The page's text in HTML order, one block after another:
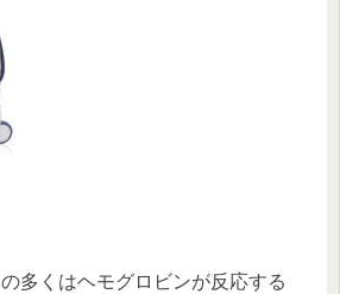
の多くはヘモグロビンが反応する